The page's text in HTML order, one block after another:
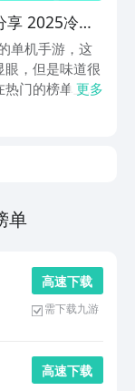
享 2025冷门
单机手游，这
，但是味道很
热门的榜单上，
样，有的走复
更多
单
高 速 下 载
需下载九游
高 速 下 载